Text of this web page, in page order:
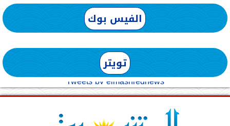
الفيس بوك
تويتر
Tweets by elmashreqnews